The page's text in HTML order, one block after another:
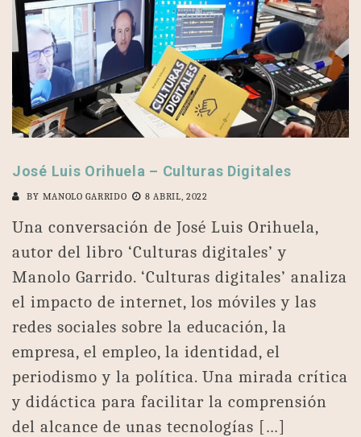
José Luis Orihuela – Culturas Digitales
BY MANOLO GARRIDO 8 ABRIL, 2022
Una conversación de José Luis Orihuela,
autor del libro ‘Culturas digitales’ y
Manolo Garrido. ‘Culturas digitales’ analiza
el impacto de internet, los móviles y las
redes sociales sobre la educación, la
empresa, el empleo, la identidad, el
periodismo y la política. Una mirada crítica
y didáctica para facilitar la comprensión
del alcance de unas tecnologías […]